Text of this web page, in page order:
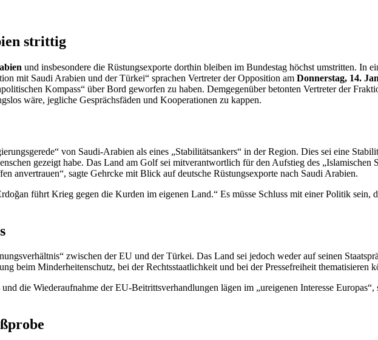
strittig
und insbesondere die Rüstungsexporte dorthin bleiben im Bundestag höchst umstritten. In
mit Saudi Arabien und der Türkei“ sprachen Vertreter der Opposition am Donnerstag, 14.
Kompass“ über Bord geworfen zu haben. Demgegenüber betonten Vertreter der
wäre, jegliche Gesprächsfäden und Kooperationen zu kappen.
von Saudi-Arabien als eines „Stabilitätsankers“ in der Region. Dies sei eine
gezeigt habe. Das Land am Golf sei mitverantwortlich für den Aufstieg des „Islamischen
anvertrauen“, sagte Gehrcke mit Blick auf deutsche Rüstungsexporte nach Saudi Arabien.
führt Krieg gegen die Kurden im eigenen Land.“ Es müsse Schluss mit einer Politik sein,
zwischen der EU und der Türkei. Das Land sei jedoch weder auf seinen
beim Minderheitenschutz, bei der Rechtsstaatlichkeit und bei der Pressefreiheit thematisieren
die Wiederaufnahme der EU-Beitrittsverhandlungen lägen im „ureigenen Interesse Europas“,